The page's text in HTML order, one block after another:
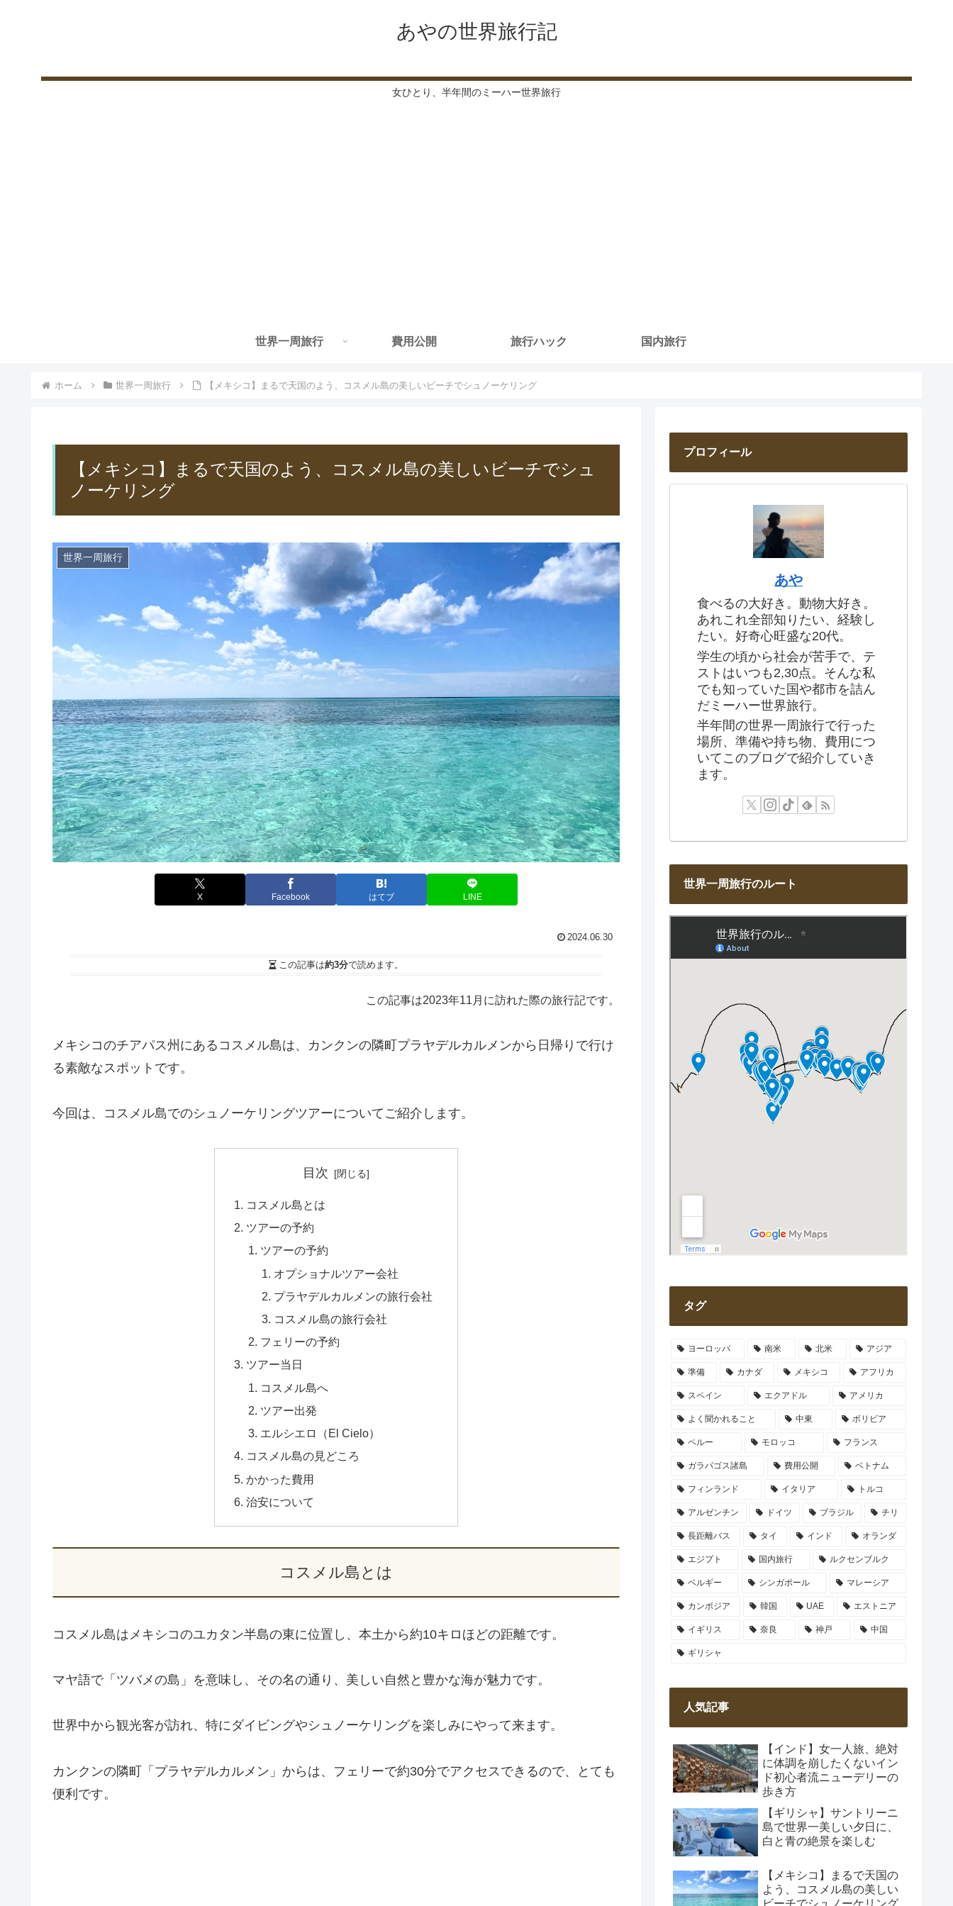
あやの世界旅行記
女ひとり、半年間のミーハー世界旅行
世界一周旅行 費用公開 旅行ハック 国内旅行
ホーム 世界一周旅行 【メキシコ】まるで天国のよう、コスメル島の美しいビーチでシュノーケリング
【メキシコ】まるで天国のよう、コスメル島の美しいビーチでシュ
ノーケリング
世界一周旅行
X Facebook はてブ LINE
2024.06.30
この記事は約3分で読めます。
この記事は2023年11 月に訪れた際の旅行記です。
メキシコのチアパス州にあるコスメル島は、カンクンの隣町プラヤデルカルメンから日帰りで行け
る素敵なスポットです。
今回は、コスメル島でのシュノーケリングツアーについてご紹介します。
目次
コスメル島とは
ツアーの予約
ツアーの予約
オプショナルツアー会社
プラヤデルカルメンの旅行会社
コスメル島の旅行会社
フェリーの予約
ツアー当日
コスメル島へ
ツアー出発
エルシエロ（El Cielo）
コスメル島の見どころ
かかった費用
治安について
コスメル島とは
コスメル島はメキシコのユカタン半島の東に位置し、本土から約10キロほどの距離です。
マヤ語で「ツバメの島」を意味し、その名の通り、美しい自然と豊かな海が魅力です。
世界中から観光客が訪れ、特にダイビングやシュノーケリングを楽しみにやって来ます。
カンクンの隣町「プラヤデルカルメン」からは、フェリーで約30分でアクセスできるので、とても
便利です。
プロフィール
あや
食べるの大好き。動物大好き。
あれこれ全部知りたい、経験し
たい。好奇心旺盛な20代。
学生の頃から社会が苦手で、テ
ストはいつも2,30点。そんな私
でも知っていた国や都市を詰ん
だミーハー世界旅行。
半年間の世界一周旅行で行った
場所、準備や持ち物、費用につ
いてこのブログで紹介していき
ます。
世界一周旅行のルート
タグ
ヨーロッパ 南米 北米 アジア
準備 カナダ メキシコ アフリカ
スペイン エクアドル アメリカ
よく聞かれること 中東 ボリビア
ペルー モロッコ フランス
ガラパゴス諸島 費用公開 ベトナム
フィンランド イタリア トルコ
アルゼンチン ドイツ ブラジル チリ
長距離バス タイ インド オランダ
エジプト 国内旅行 ルクセンブルク
ベルギー シンガポール マレーシア
カンボジア 韓国 UAE エストニア
イギリス 奈良 神戸 中国
ギリシャ
人気記事
【インド】女一人旅、絶対
に体調を崩したくないイン
ド初心者流ニューデリーの
歩き方
【ギリシャ】サントリーニ
島で世界一美しい夕日に、
白と青の絶景を楽しむ
【メキシコ】まるで天国の
よう、コスメル島の美しい
ビーチでシュノーケリング